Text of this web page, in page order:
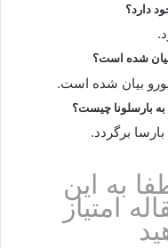
دارد؟
شده است؟
بارسلونا چیست؟
برگردد.
به این
امتیاز